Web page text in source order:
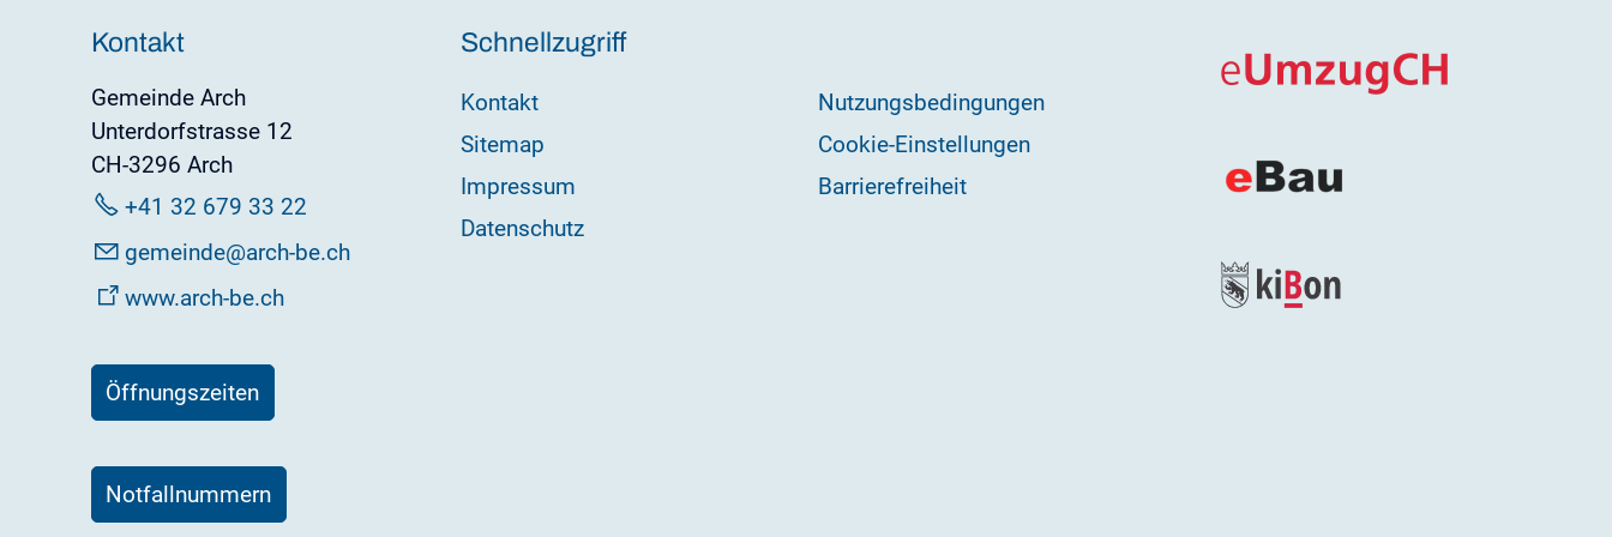
Kontakt
Gemeinde Arch
Unterdorfstrasse 12
CH-3296 Arch
+41 32 679 33 22
g m nd rch-b
ch
www.arch-be.ch
Öffnungszeiten
Notfallnummern
Schnellzugriff
Kontakt
Sitemap
Impressum
Datenschutz
Nutzungsbedingungen
Cookie-Einstellungen
Barrierefreiheit